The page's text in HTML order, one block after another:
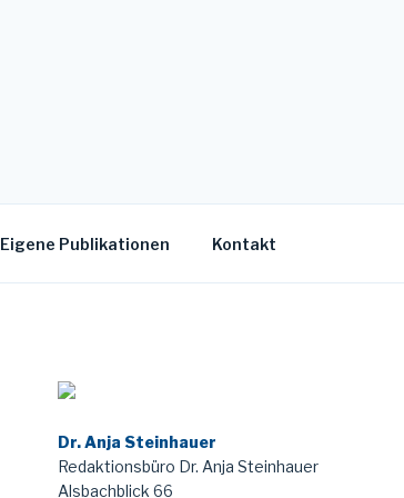
Eigene Publikationen Kontakt
Dr. Anja Steinhauer
Redaktionsbüro Dr. Anja Steinhauer
Alsbachblick 66